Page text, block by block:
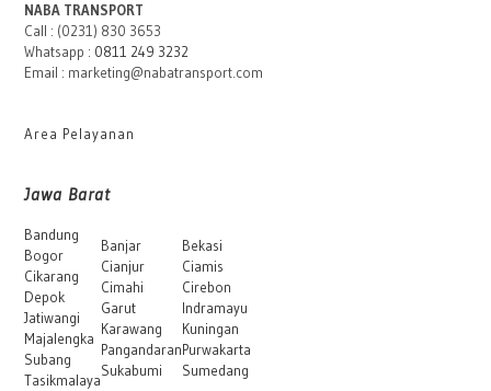
NABA TRANSPORT
Call : (0231) 830 3653
Whatsapp : 0811 249 3232
Email : marketing@nabatransport.com
Area Pelayanan
Jawa Barat
Bandung
Bogor
Cikarang
Depok
Jatiwangi
Majalengka
Subang
Tasikmalaya
Banjar
Cianjur
Cimahi
Garut
Karawang
Pangandaran
Sukabumi
Bekasi
Ciamis
Cirebon
Indramayu
Kuningan
Purwakarta
Sumedang